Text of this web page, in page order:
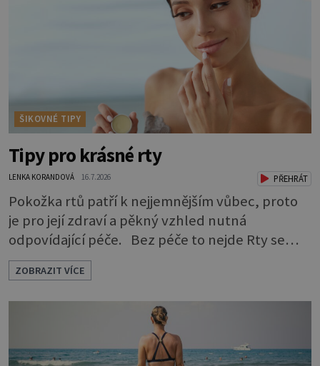
mohou mít v nepořádku zažívání.
ŠIKOVNÉ TIPY
Tipy pro krásné rty
LENKA KORANDOVÁ 16.7.2026 PŘEHRÁT
Pokožka rtů patří k nejjemnějším vůbec, proto
je pro její zdraví a pěkný vzhled nutná
odpovídající péče. Bez péče to nejde Rty se
neliší jen barvou, ale také mnohem tenčí
povrchovou vrstvou než ostatní pleť a pokožka.
Nezvláčňují je žádné mazové žlázy, proto jsou
rty mnohem choulostivější a náchylné k
vysychání a praskání. Balzám na rty je proto
nutnou základní výbavou, pokud chce
ZOBRAZIT VÍCE